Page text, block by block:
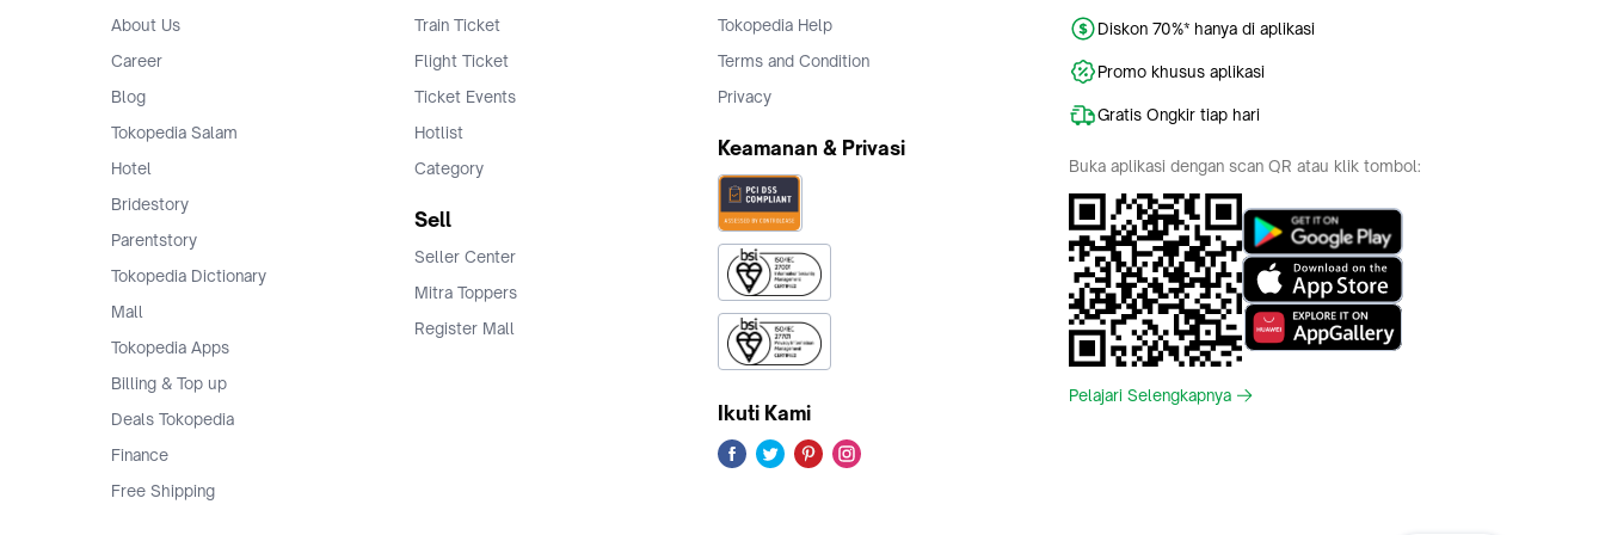
About Us
Career
Blog
Tokopedia Salam
Hotel
Bridestory
Parentstory
Tokopedia Dictionary
Mall
Tokopedia Apps
Billing & Top up
Deals Tokopedia
Finance
Free Shipping
Train Ticket
Flight Ticket
Ticket Events
Hotlist
Category
Sell
Seller Center
Mitra Toppers
Register Mall
Tokopedia Help
Terms and Condition
Privacy
Keamanan & Privasi
Ikuti Kami
Diskon 70%* hanya di aplikasi
Promo khusus aplikasi
Gratis Ongkir tiap hari
Buka aplikasi dengan scan QR atau klik tombol:
Pelajari Selengkapnya